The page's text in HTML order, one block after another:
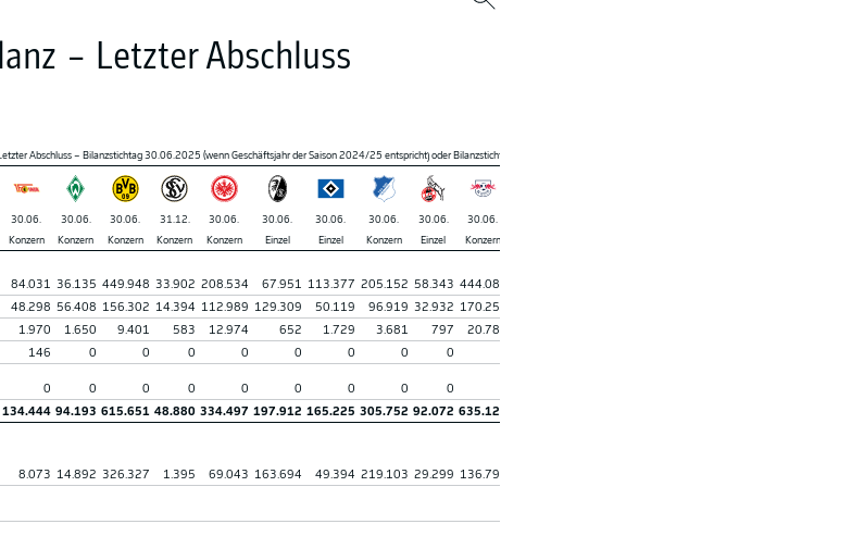
– Letzter Abschluss
Abschluss – Bilanzstichtag 30.06.2025 (wenn Geschäftsjahr der Saison 2024/25 entspricht) oder Bilanzstichtag 31.12.2025 (wenn Geschäftsjahr dem Kalenderjahr 2025 entspricht)
30.06. 30.06. 30.06. 31.12. 30.06. 30.06. 30.06. 30.06. 30.06. 30.06.
Konzern Konzern Konzern Konzern Konzern Einzel Einzel Konzern Einzel Konzern
84.031 36.135 449.948 33.902 208.534 67.951 113.377 205.152 58.343 444.089
48.298 56.408 156.302 14.394 112.989 129.309 50.119 96.919 32.932 170.255
1.970 1.650 9.401 583 12.974 652 1.729 3.681 797 20.785
146 0 0 0 0 0 0 0 0
0 0 0 0 0 0 0 0 0
134.444 94.193 615.651 48.880 334.497 197.912 165.225 305.752 92.072 635.129
8.073 14.892 326.327 1.395 69.043 163.694 49.394 219.103 29.299 136.791